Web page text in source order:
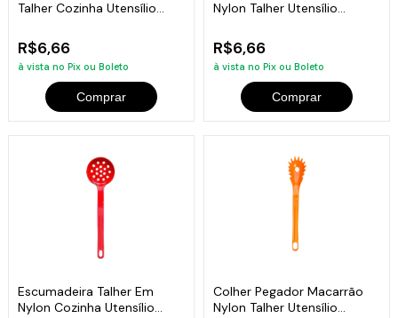
Talher Cozinha Utensílio
R$6,66
à vista no Pix ou Boleto
Comprar
Nylon Talher Utensílio
R$6,66
à vista no Pix ou Boleto
Comprar
Escumadeira Talher Em
Nylon Cozinha Utensílio
Colher Pegador Macarrão
Nylon Talher Utensílio